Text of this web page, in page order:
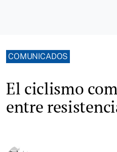
COMUNICADOS
El ciclismo
entre